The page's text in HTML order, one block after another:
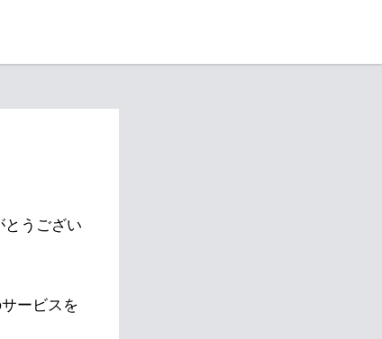
とうござい
ービスを